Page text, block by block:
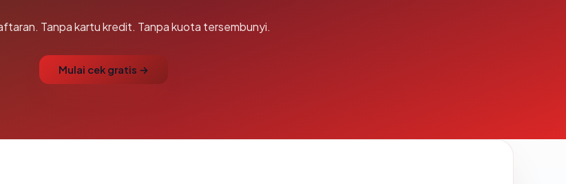
Tanpa kartu kredit. Tanpa kuota tersembunyi.
Mulai cek gratis →